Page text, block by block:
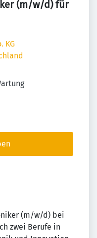
(m/w/d) für
KG
(m/w/d) bei
zwei Berufe in